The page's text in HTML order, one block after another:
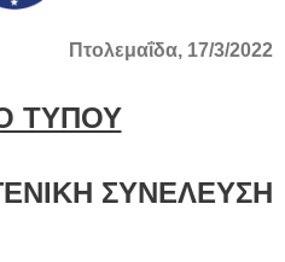
Πτολεμαΐδα, 17/3/2022
ΤΥΠΟΥ
ΣΥΝΕΛΕΥΣΗ